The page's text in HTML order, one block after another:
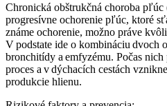
Chronická obštrukčná choroba
progresívne ochorenie pľúc, ktoré
známe ochorenie, možno práve
V podstate ide o kombináciu dvoch
bronchitídy a emfyzému. Počas
proces a v dýchacích cestách
produkcie hlienu.